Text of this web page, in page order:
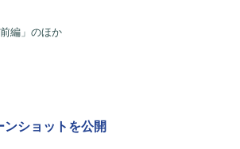
編」のほか
ショットを公開